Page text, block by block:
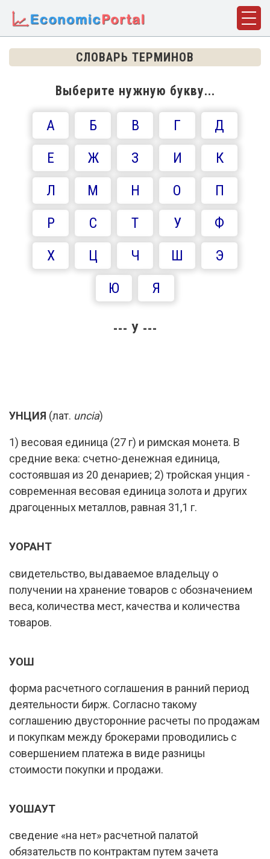
СЛОВАРЬ ТЕРМИНОВ
Выберите нужную букву...
А Б В Г
Д
Е
Ж З И
К
Л
М Н О
П
Р
С Т У
Ф
Х
Ц Ч Ш
Э
Ю
Я
--- У ---
УНЦИЯ (лат. uncia)
1) весовая единица (27 г) и римская монета. В
средние века: счетно-денежная единица,
состоявшая из 20 денариев; 2) тройская унция -
современная весовая единица золота и других
драгоценных металлов, равная 31,1 г.
УОРАНТ
свидетельство, выдаваемое владельцу о
получении на хранение товаров с обозначением
веса, количества мест, качества и количества
товаров.
УОШ
форма расчетного соглашения в ранний период
деятельности бирж. Согласно такому
соглашению двусторонние расчеты по продажам
и покупкам между брокерами проводились с
совершением платежа в виде разницы
стоимости покупки и продажи.
УОШАУТ
сведение «на нет» расчетной палатой
обязательств по контрактам путем зачета
ГЛАВНАЯ
ДИСЦИПЛИНЫ
ФАКТЫ
ИСТОРИЯ
БИОГРАФИИ
КОМПАНИИ
СТАТЬИ
СЛОВАРЬ